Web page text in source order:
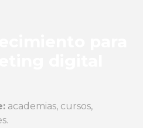
academias, cursos,